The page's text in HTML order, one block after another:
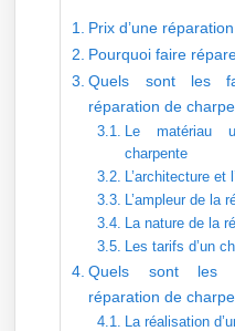
Prix d’une
Pourquoi faire
Quels sont les
réparation de
Le matériau
charpente
L’architecture et
L’ampleur de la
La nature de la
Les tarifs d’un
Quels sont les
réparation de
La réalisation